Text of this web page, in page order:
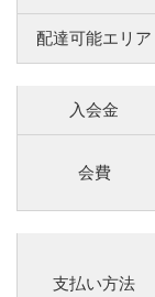
配達可能エリア
入会金
会費
支払い方法